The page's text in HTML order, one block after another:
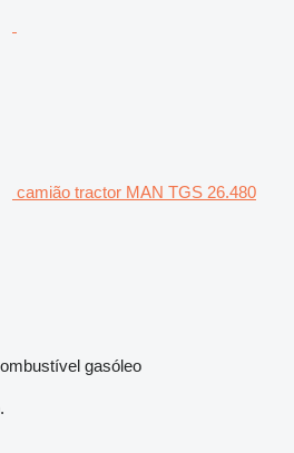
camião tractor MAN TGS 26.480
gasóleo